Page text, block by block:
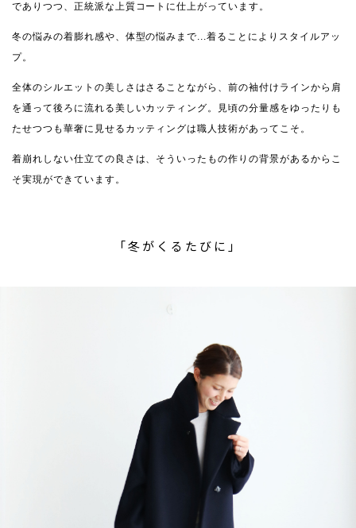
でありつつ、正統派な上質コートに仕上がっています。
冬の悩みの着膨れ感や、体型の悩みまで...着ることによりスタイルアッ
プ。
全体のシルエットの美しさはさることながら、前の袖付けラインから肩
を通って後ろに流れる美しいカッティング。
見頃の分量感をゆったりも
たせつつも華奢に見せるカッティングは職人技術があってこそ。
着崩れしない仕立ての良さは、そういったもの作りの背景があるからこ
そ実現ができています。
「冬がくるたびに」